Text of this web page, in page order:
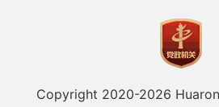
Copyright 2020-2026